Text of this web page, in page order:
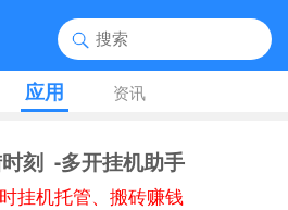
应用 资讯
刻 -多开挂机助手
挂机托管、搬砖赚钱